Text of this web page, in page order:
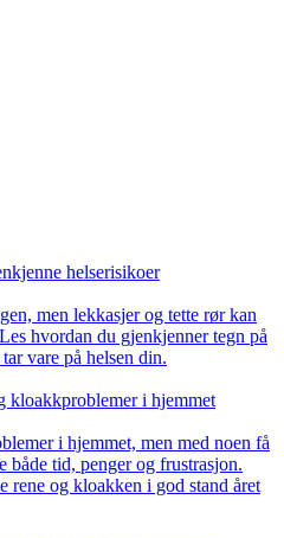
helserisikoer
men lekkasjer og tette rør kan
hvordan du gjenkjenner tegn på
vare på helsen din.
kloakkproblemer i hjemmet
i hjemmet, men med noen få
både tid, penger og frustrasjon.
og kloakken i god stand året